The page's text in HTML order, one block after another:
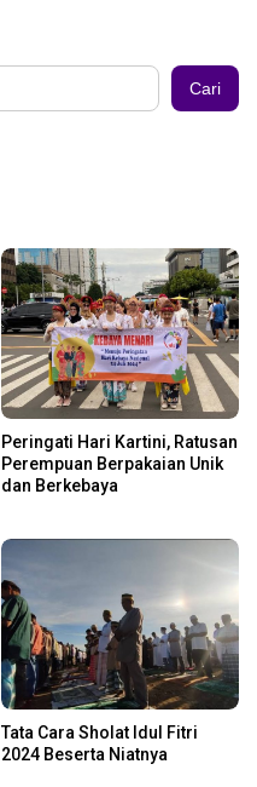
Cari
Peringati Hari Kartini, Ratusan
Perempuan Berpakaian Unik
dan Berkebaya
Tata Cara Sholat Idul Fitri
2024 Beserta Niatnya